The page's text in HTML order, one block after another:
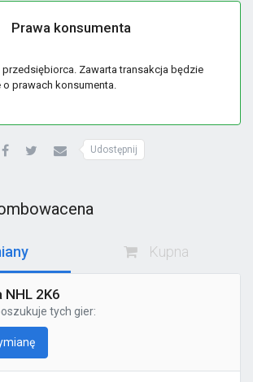
Prawa konsumenta
przedsiębiorca. Zawarta transakcja będzie
prawach konsumenta.
Udostępnij
Kupna
NHL 2K6
tych gier: